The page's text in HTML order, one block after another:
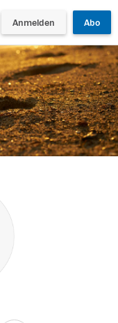
Anmelden Abo